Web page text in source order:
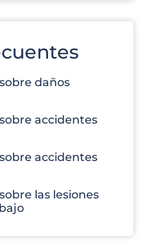
daños
accidentes
accidentes
las lesiones